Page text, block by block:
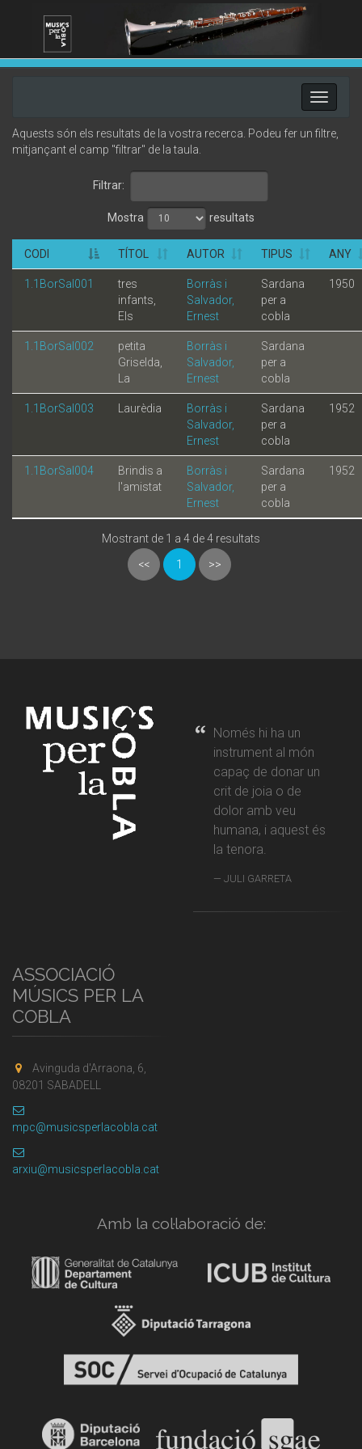
Toggle
Aquests són els resultats de la vostra recerca. Podeu fer un filtre,
mitjançant el camp "filtrar" de la taula.
Filtrar:
Mostra resultats
CODI TÍTOL AUTOR TIPUS ANY
1.1BorSal001
tres
infants,
Els
Borràs i
Salvador,
Ernest
Sardana
per a
cobla
1950
1.1BorSal002
petita
Griselda,
La
Borràs i
Salvador,
Ernest
Sardana
per a
cobla
1.1BorSal003 Laurèdia
Borràs i
Salvador,
Ernest
Sardana
per a
cobla
1952
1.1BorSal004
Brindis a
l'amistat
Borràs i
Salvador,
Ernest
Sardana
per a
cobla
1952
Mostrant de 1 a 4 de 4 resultats
<<
1 >>
Només hi ha un
instrument al món
capaç de donar un
crit de joia o de
dolor amb veu
humana, i aquest és
la tenora.
JULI GARRETA
ASSOCIACIÓ
MÚSICS PER LA
COBLA
Avinguda d'Arraona, 6,
08201 SABADELL
mpc@musicsperlacobla.cat
arxiu@musicsperlacobla.cat
Amb la col·laboració de: